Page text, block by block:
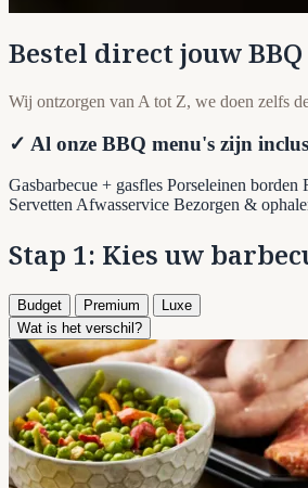
Bestel direct jouw
Wij ontzorgen van A tot Z, we doen zelfs
✓ Al onze BBQ menu's zijn
Gasbarbecue + gasfles Porseleinen borden
ServettenAfwasservice Bezorgen &
Stap 1: Kies uw
Budget Premium
Luxe
Wat is het verschil?